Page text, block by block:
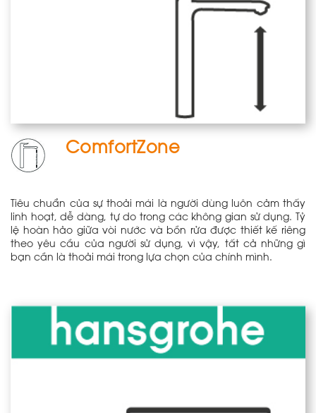
ComfortZone
Tiêu chuẩn của sự thoải mái là người dùng luôn cảm thấy
linh hoạt, dễ dàng, tự do trong các không gian sử dụng. Tỷ
lệ hoàn hảo giữa vòi nước và bồn rửa được thiết kế riêng
theo yêu cầu của người sử dụng, vì vậy, tất cả những gì
bạn cần là thoải mái trong lựa chọn của chính mình.